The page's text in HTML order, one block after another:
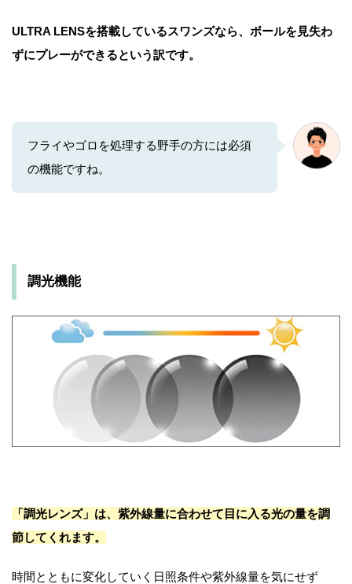
ULTRA LENSを搭載しているスワンズなら、ボールを見失わ
ずにプレーができるという訳です。
フライやゴロを処理する野手の方には必須
の機能ですね。
調光機能
「調光レンズ」は、紫外線量に合わせて目に入る光の量を調
節してくれます。
時間とともに変化していく日照条件や紫外線量を気にせず